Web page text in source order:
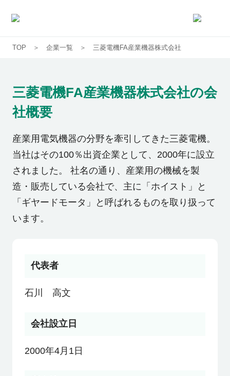
求人一覧
企業一覧
コラム
初めての方へ
TOP 企業一覧 三菱電機FA産業機器株式会社
三菱電機FA産業機器株式会社の会
社概要
産業用電気機器の分野を牽引してきた三菱電機。
当社はその100％出資企業として、2000年に設立
されました。 社名の通り、産業用の機械を製
造・販売している会社で、主に「ホイスト」と
「ギヤードモータ」と呼ばれるものを取り扱って
います。
代表者
石川 高文
会社設立日
2000年4月1日